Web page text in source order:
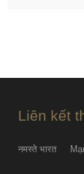
Liên kết
नमस्ते भारत